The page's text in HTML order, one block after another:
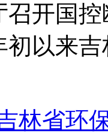
开国
初以来
林省环